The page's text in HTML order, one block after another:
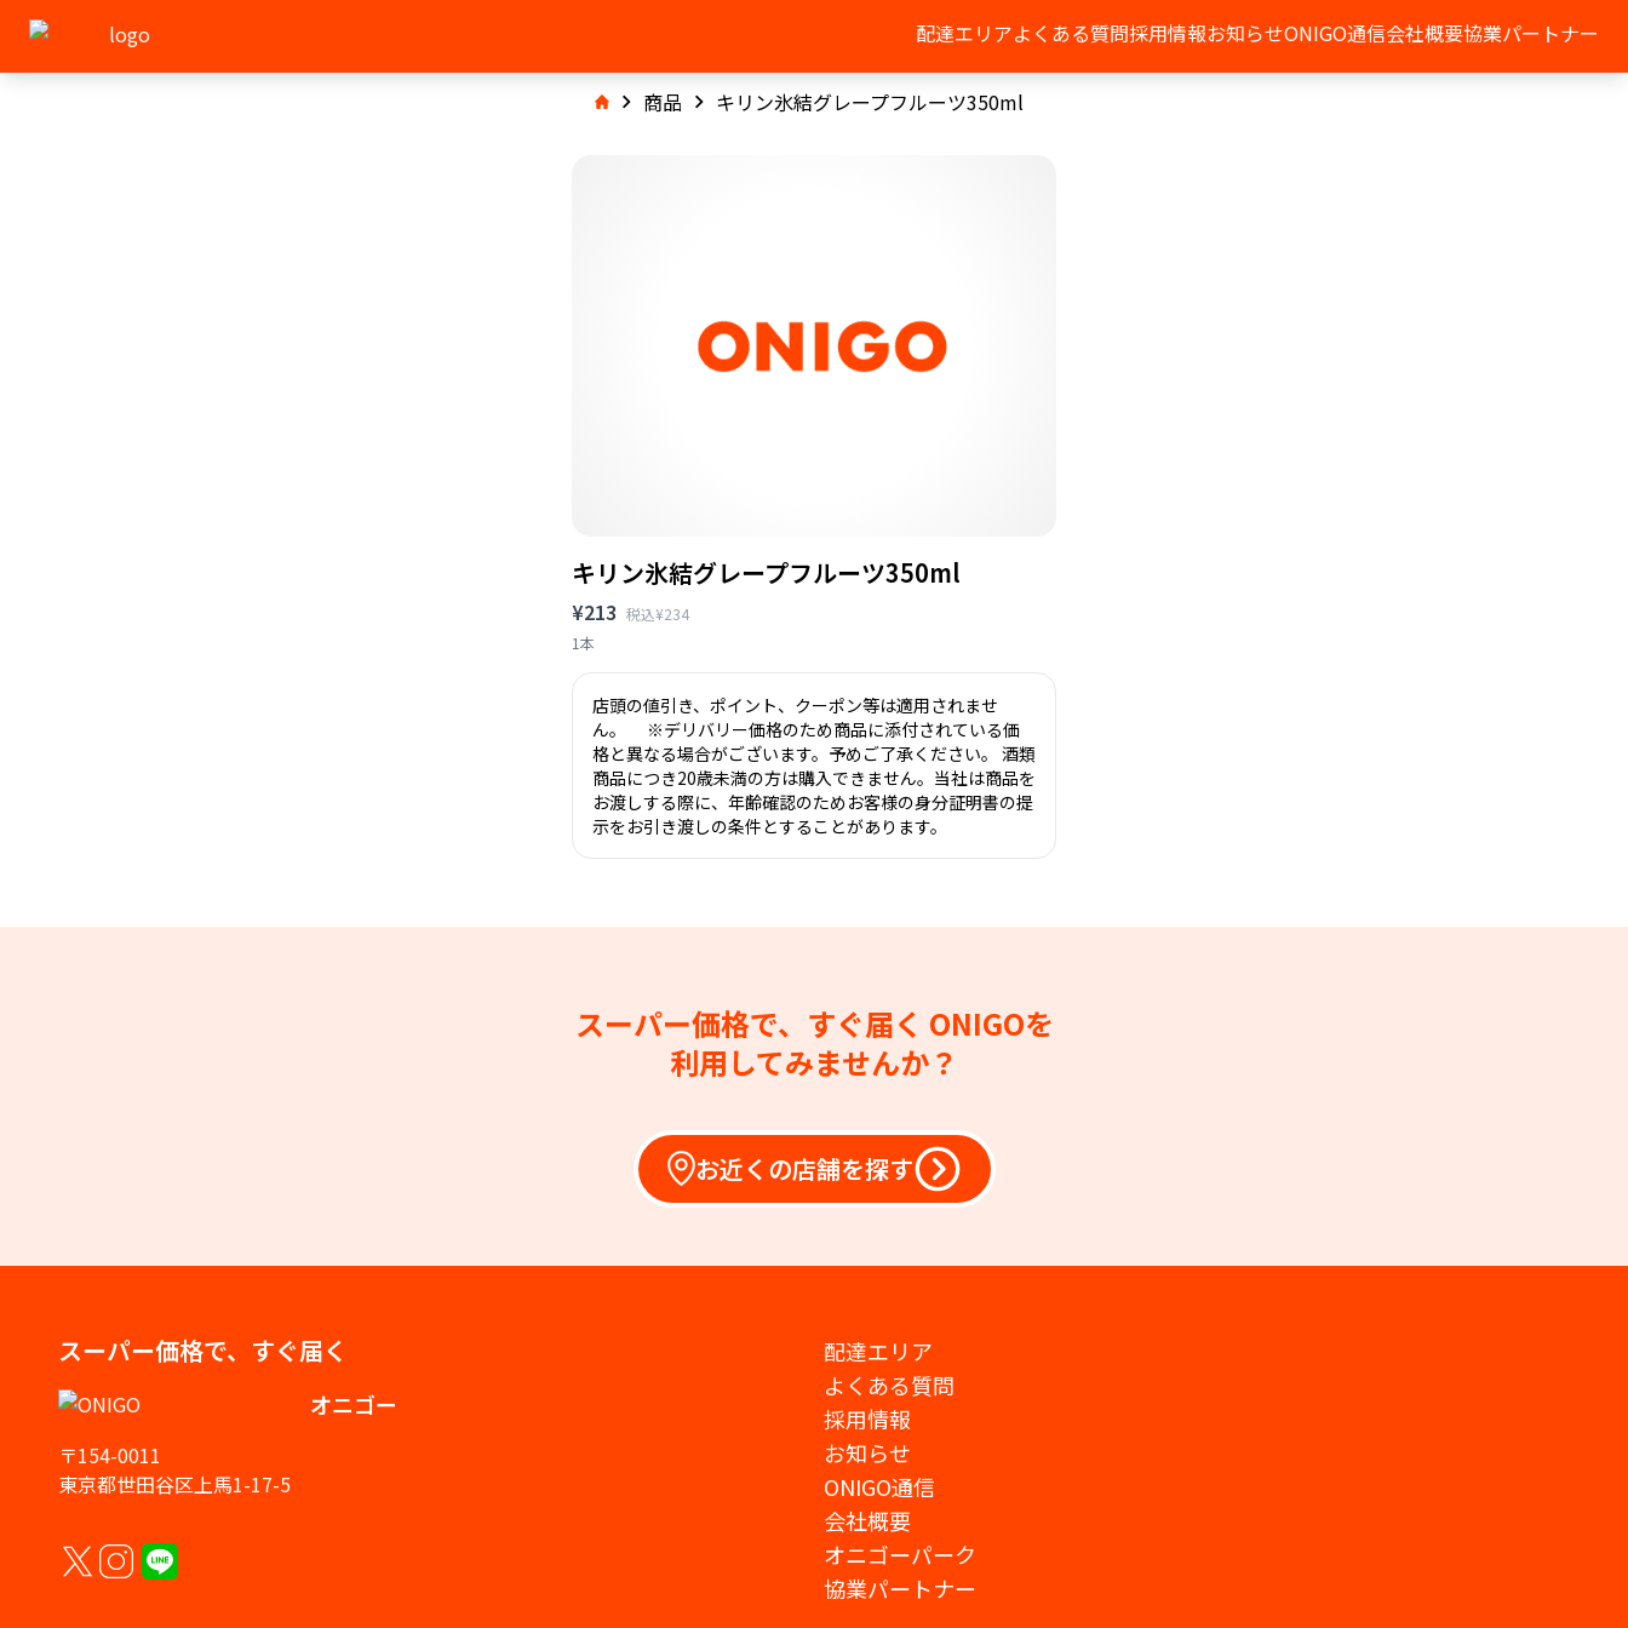
配達エリアよくある質問採用情報お知らせONIGO通信会社概要協業パートナー
商品 キリン氷結グレープフルーツ350ml
キリン氷結グレープフルーツ350ml
¥213 税込¥234
1本
店頭の値引き、ポイント、クーポン等は適用されませ
ん。 ※デリバリー価格のため商品に添付されている価
格と異なる場合がございます。予めご了承ください。 酒類
商品につき20歳未満の方は購入できません。当社は商品を
お渡しする際に、年齢確認のためお客様の身分証明書の提
示をお引き渡しの条件とすることがあります。
スーパー価格で、すぐ届く ONIGOを
利用してみませんか？
お近くの店舗を探す
スーパー価格で、すぐ届く
オニゴー
〒154-0011
東京都世田谷区上馬1-17-5
配達エリア
よくある質問
採用情報
お知らせ
ONIGO通信
会社概要
オニゴーパーク
協業パートナー